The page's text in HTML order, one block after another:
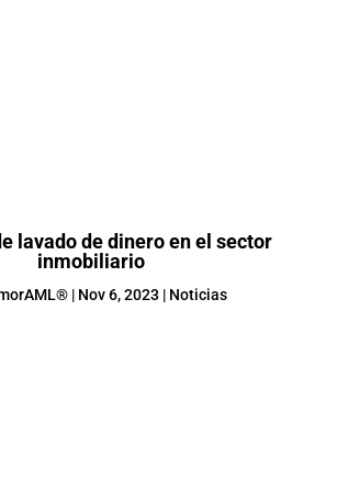
lavado de dinero en el sector
inmobiliario
| Nov 6, 2023| Noticias